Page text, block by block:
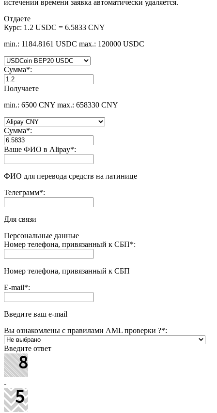
истечении времени заявка автоматически удаляется.
Отдаете
Курс: 1.2 USDC = 6.5833 CNY
min.: 1184.8161 USDC max.: 120000 USDC
Сумма*:
Получаете
min.: 6500 CNY max.: 658330 CNY
Сумма*:
Ваше ФИО в Alipay*:
ФИО для перевода средств на латинице
Телеграмм*:
Для связи
Персональные данные
Номер телефона, привязанный к СБП*:
Номер телефона, привязанный к СБП
E-mail*:
Введите ваш e-mail
Вы ознакомлены с правилами AML проверки ?*:
Введите ответ
-